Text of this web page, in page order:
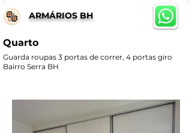
ARMÁRIOS BH
Quarto
Guarda roupas 3 portas de correr, 4 portas giro
Bairro Serra BH